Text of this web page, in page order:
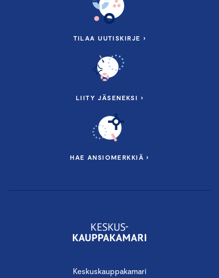
Keskuskauppakamari
TILAA UUTISKIRJE ›
LIITY JÄSENEKSI ›
HAE ANSIOMERKKIÄ ›